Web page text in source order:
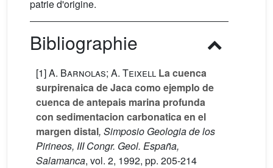
patrie d'origine.
Bibliographie
[1]A. Barnolas; A. Teixell La cuenca
surpirenaica de Jaca como ejemplo de
cuenca de antepais marina profunda
con sedimentacion carbonatica en el
margen distal, Simposio Geologia de los
Pirineos, III Congr. Geol. España,
Salamanca, vol. 2, 1992, pp. 205-214